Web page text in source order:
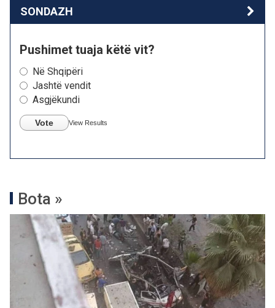
SONDAZH
Pushimet tuaja këtë vit?
Në Shqipëri
Jashtë vendit
Asgjëkundi
Vote View Results
Bota »